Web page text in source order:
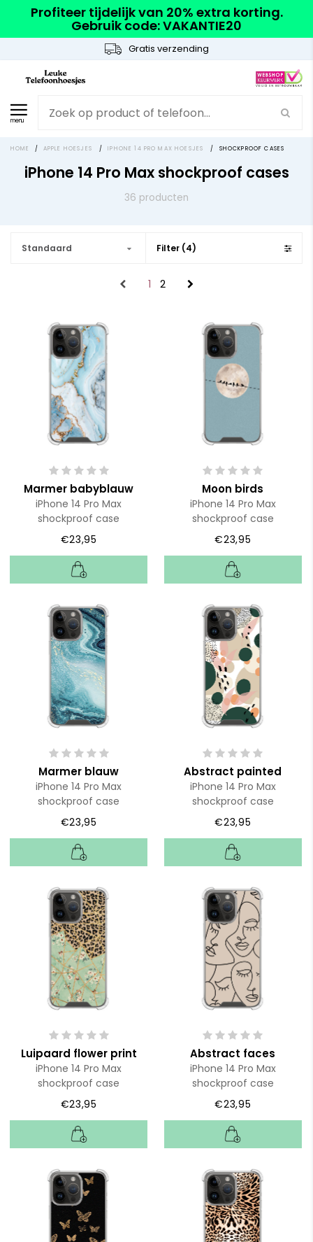
Profiteer tijdelijk van 20% extra korting.
Gebruik code: VAKANTIE20
Gratis verzending
menu
HOME / APPLE HOESJES / IPHONE 14 PRO MAX HOESJES / SHOCKPROOF CASES
iPhone 14 Pro Max shockproof cases
36 producten
Standaard Filter (4)
1 2
Marmer babyblauw
iPhone 14 Pro Max
shockproof case
€23,95
Moon birds
iPhone 14 Pro Max
shockproof case
€23,95
Marmer blauw
iPhone 14 Pro Max
shockproof case
€23,95
Abstract painted
iPhone 14 Pro Max
shockproof case
€23,95
Luipaard flower print
iPhone 14 Pro Max
shockproof case
€23,95
Abstract faces
iPhone 14 Pro Max
shockproof case
€23,95